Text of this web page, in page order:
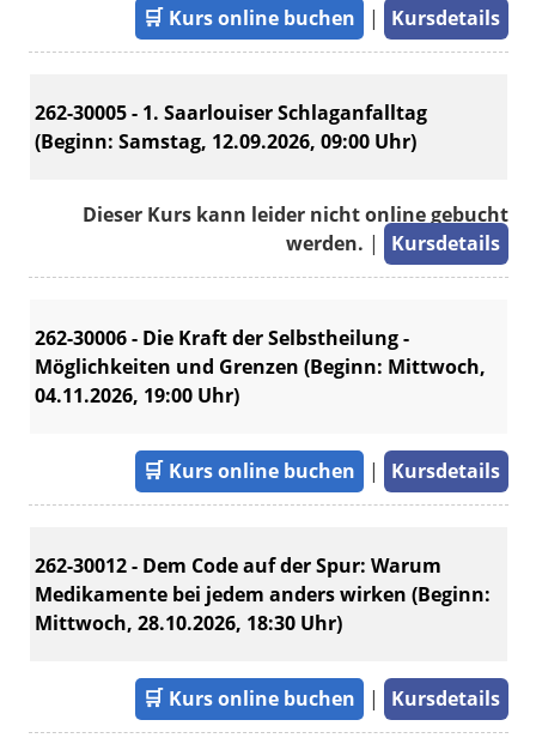
🛒 Kurs online buchen | Kursdetails
262-30005 - 1. Saarlouiser Schlaganfalltag
(Beginn: Samstag, 12.09.2026, 09:00 Uhr)
Dieser Kurs kann leider nicht online gebucht
werden. | Kursdetails
262-30006 - Die Kraft der Selbstheilung -
Möglichkeiten und Grenzen (Beginn: Mittwoch,
04.11.2026, 19:00 Uhr)
🛒 Kurs online buchen | Kursdetails
262-30012 - Dem Code auf der Spur: Warum
Medikamente bei jedem anders wirken (Beginn:
Mittwoch, 28.10.2026, 18:30 Uhr)
🛒 Kurs online buchen | Kursdetails